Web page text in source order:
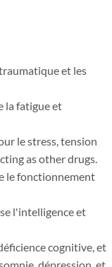
et les
la fatigue et
le stress, tension
as other drugs.
le fonctionnement
l'intelligence et
cognitive, et